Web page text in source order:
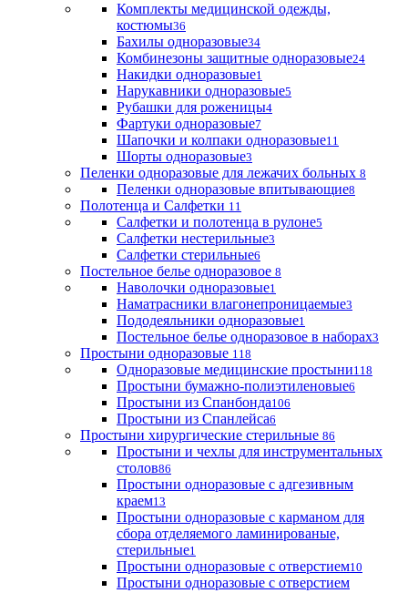
Комплекты медицинской одежды,
костюмы36
Бахилы одноразовые34
Комбинезоны защитные одноразовые24
Накидки одноразовые1
Нарукавники одноразовые5
Рубашки для роженицы4
Фартуки одноразовые7
Шапочки и колпаки одноразовые11
Шорты одноразовые3
Пеленки одноразовые для лежачих больных 8
Пеленки одноразовые впитывающие8
Полотенца и Салфетки 11
Салфетки и полотенца в рулоне5
Салфетки нестерильные3
Салфетки стерильные6
Постельное белье одноразовое 8
Наволочки одноразовые1
Наматрасники влагонепроницаемые3
Пододеяльники одноразовые1
Постельное белье одноразовое в наборах3
Простыни одноразовые 118
Одноразовые медицинские простыни118
Простыни бумажно-полиэтиленовые6
Простыни из Спанбонда106
Простыни из Спанлейса6
Простыни хирургические стерильные 86
Простыни и чехлы для инструментальных
столов86
Простыни одноразовые с адгезивным
краем13
Простыни одноразовые с карманом для
сбора отделяемого ламинированые,
стерильные1
Простыни одноразовые с отверстием10
Простыни одноразовые с отверстием